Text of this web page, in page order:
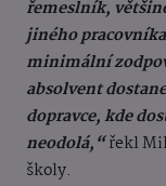
řemeslník,
jiného
minimální
absolvent
dopravce, kde
neodolá,“řekl
školy.